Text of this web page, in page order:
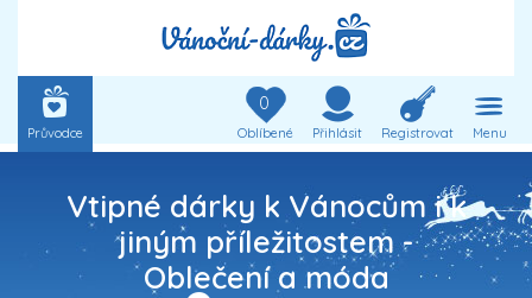
Průvodce
0
Oblíbené Přihlásit Registrovat Menu
Vtipné dárky k Vánocům i k
jiným příležitostem -
Oblečení a móda